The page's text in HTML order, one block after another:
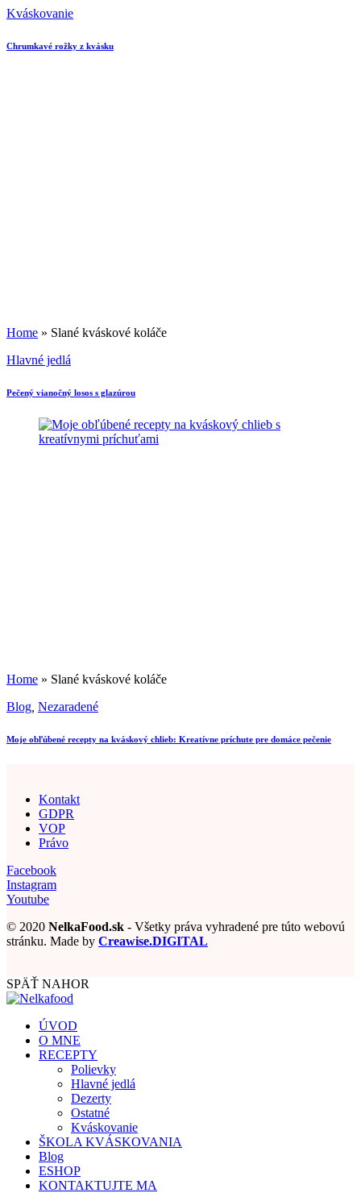
Kváskovanie
Chrumkavé rožky z kvásku
Home » Slané kváskové koláče
Hlavné jedlá
Pečený vianočný losos s glazúrou
Home » Slané kváskové koláče
Blog Nezaradené
Moje obľúbené recepty na kváskový chlieb: Kreatívne príchute pre domáce pečenie
Kontakt
GDPR
VOP
Právo
Facebook
Instagram
Youtube
© 2020 NelkaFood.sk - Všetky práva vyhradené pre túto webovú
stránku. Made by Creawise.DIGITAL
SPÄŤ NAHOR
ÚVOD
O MNE
RECEPTY
Polievky
Hlavné jedlá
Dezerty
Ostatné
Kváskovanie
ŠKOLA KVÁSKOVANIA
Blog
ESHOP
KONTAKTUJTE MA